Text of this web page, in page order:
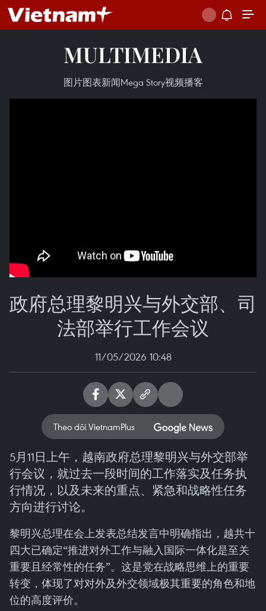
MULTIMEDIA
图片图表新闻Mega Story视频播客
政府总理黎明兴与外交部、司
法部举行工作会议
11/05/2026 10:48
Theo dõi VietnamPlus
5月11日上午，越南政府总理黎明兴与外交部举
行会议，就过去一段时间的工作落实及任务执
行情况，以及未来的重点、紧急和战略性任务
方向进行讨论。
黎明兴总理在会上发表总结发言中明确指出，越共十
四大已确定“推进对外工作与融入国际一体化是至关
重要且经常性的任务”。这是党在战略思维上的重要
转变，体现了对对外及外交领域极其重要的角色和地
位的高度评价。